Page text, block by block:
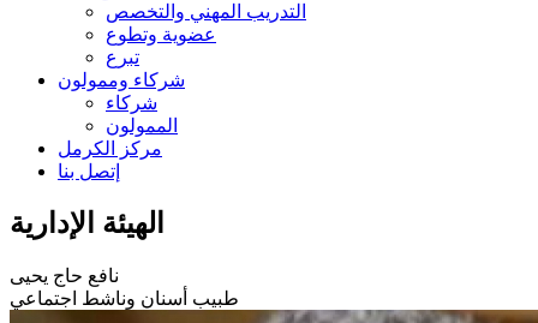
التدريب المهني والتخصص
عضوية وتطوع
تبرع
شركاء وممولون
شركاء
الممولون
مركز الكرمل
إتصل بنا
الهيئة الإدارية
نافع حاج يحيى
طبيب أسنان وناشط اجتماعي